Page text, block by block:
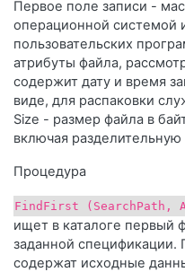
Первое поле записи -
операционной системой
пользовательских
атрибуты файла,
содержит дату и время
виде, для распаковки
Size - размер файла в
включая
Процедура
FindFirst (SearchPath,
ищет в каталоге первый
заданной
содержат исходные